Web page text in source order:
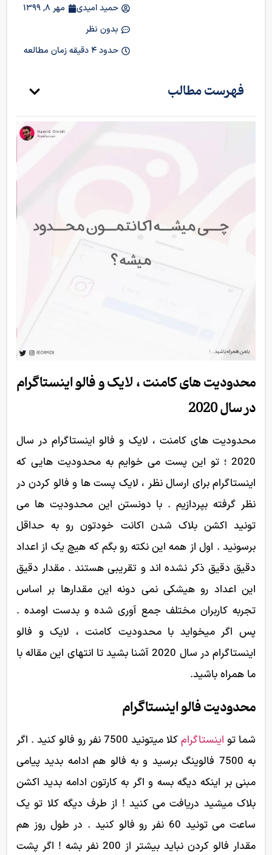
حمید امیدی
مهر 8, 1399
بدون نظر
حدود 4 دقیقه زمان مطالعه
فهرست مطالب
محدودیت های کامنت ، لایک و فالو اینستاگرام
در سال 2020
محدودیت های کامنت ، لایک و فالو اینستاگرام در سال
2020 ؛ تو این پست می خوایم به محدودیت هایی که
اینستاگرام برای ارسال نظر ، لایک پست ها و فالو کردن در
نظر گرفته بپردازیم . با دونستن این محدودیت ها می
تونید اکشن بلاک شدن اکانت خودتون رو به حداقل
برسونید . اول از همه این نکته رو بگم که هیچ یک از اعداد
دقیق دقیق ذکر نشده اند و تقریبی هستند . مقدار دقیق
این اعداد رو هیشکی نمی دونه این مقدارها بر اساس
تجربه کاربران مختلف جمع آوری شده و بدست اومده .
پس اگر میخواید با محدودیت کامنت ، لایک و فالو
اینستاگرام در سال 2020 آشنا بشید تا انتهای این مقاله با
ما همراه باشید.
محدودیت فالو اینستاگرام
شما تو اینستاگرام
کلا میتونید 7500 نفر رو فالو کنید . اگر
به 7500 فالوینگ برسید و به فالو هم ادامه بدید پیامی
مبنی بر اینکه دیگه بسه و اگر به کارتون ادامه بدید اکشن
بلاک میشید دریافت می کنید ! از طرف دیگه کلا تو یک
ساعت می تونید 60 نفر رو فالو کنید . در طول روز هم
مقدار فالو کردن نباید بیشتر از 200 نفر بشه ! اگر پشت